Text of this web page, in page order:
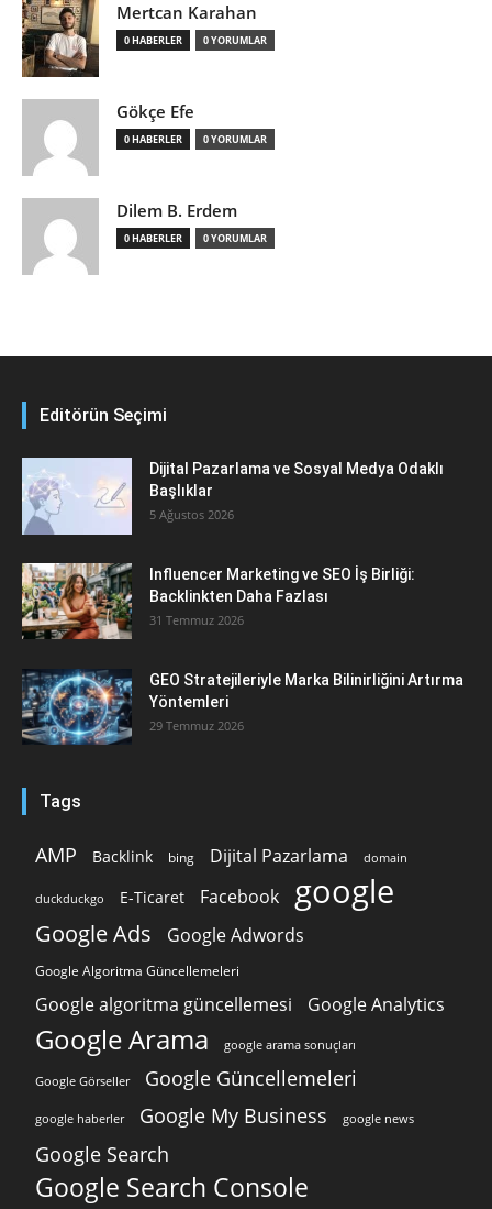
Mertcan Karahan
0 HABERLER 0 YORUMLAR
Gökçe Efe
0 HABERLER 0 YORUMLAR
Dilem B. Erdem
0 HABERLER 0 YORUMLAR
Editörün Seçimi
Dijital Pazarlama ve Sosyal Medya Odaklı
Başlıklar
5 Ağustos 2026
Influencer Marketing ve SEO İş Birliği:
Backlinkten Daha Fazlası
31 Temmuz 2026
GEO Stratejileriyle Marka Bilinirliğini Artırma
Yöntemleri
29 Temmuz 2026
Tags
AMP Backlink bing Dijital Pazarlama domain
duckduckgo E-Ticaret Facebook google
Google Ads Google Adwords
Google Algoritma Güncellemeleri
Google algoritma güncellemesi Google Analytics
Google Arama google arama sonuçları
Google Görseller Google Güncellemeleri
google haberler Google My Business google news
Google Search
Google Search Console